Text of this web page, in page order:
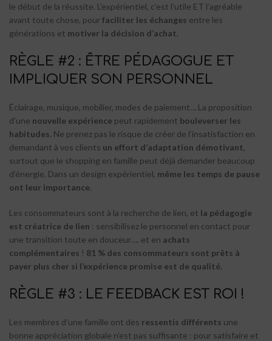
le début de la réussite. L’expérientiel, c’est l’utile ET l’agréable
avant toute chose, pourfaciliter les échanges entre les
générations et motiver la décision d’achat.
RÈGLE #2 : ÊTRE PÉDAGOGUE ET
IMPLIQUER SON PERSONNEL
Éclairage, musique, mobilier, modes de paiement… La proposition
d’une nouvelle expérience peut rapidement bouleverser les
habitudes. Ne prenez pas le risque de créer de l’insatisfaction en
demandant à vos clients un effort d’adaptation démotivant,
surtout que le shopping en famille peut déjà demander beaucoup
d’énergie. Dans un design expérientiel, même les temps de pause
ont leur importance.
Les consommateurs sont à la recherche de lien, et la pédagogie
est créatrice de lien : sensibilisez le personnel en contact pour
une transition toute en douceur…. et en achats
complémentaires ! 81 % des consommateurs sont prêts à
payer plus cher si l’expérience promise est de qualité.
RÈGLE #3 : LE FEEDBACK EST ROI !
Les membres d’une famille ont des ressentis différents une
bonne appréciation globale n’est pas suffisante : pour satisfaire et